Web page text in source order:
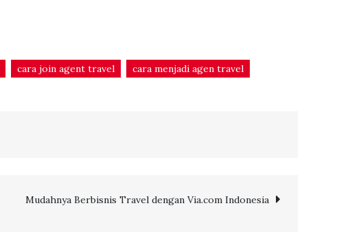
cara join agent travel
cara menjadi agen travel
Mudahnya Berbisnis Travel dengan Via.com Indonesia